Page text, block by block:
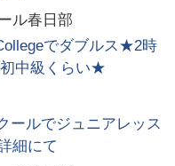
ル春日部
でダブルス★2時
中級くらい★
ールでジュニアレッス
細にて